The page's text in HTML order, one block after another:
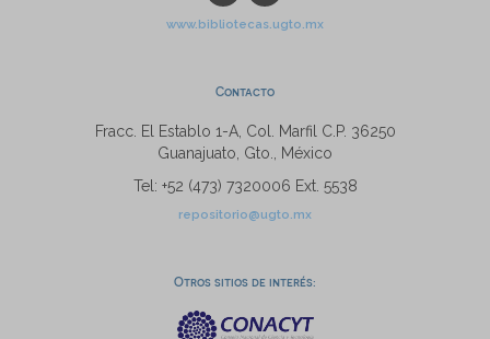
www.bibliotecas.ugto.mx
Contacto
Fracc. El Establo 1-A, Col. Marfil C.P. 36250
Guanajuato, Gto., México
Tel: +52 (473) 7320006 Ext. 5538
repositorio@ugto.mx
Otros sitios de interés: